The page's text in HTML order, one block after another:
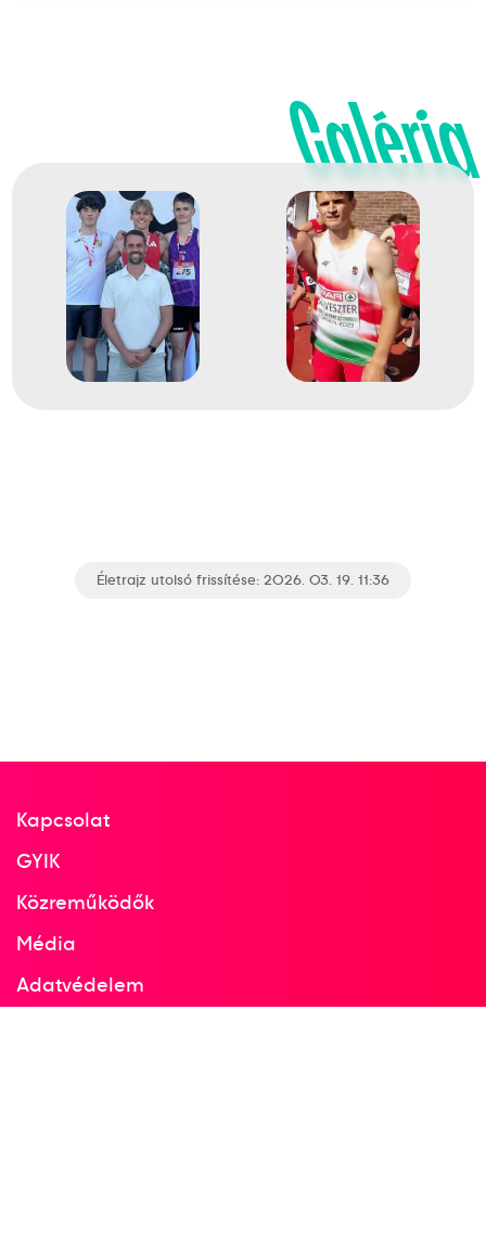
Galéria
Életrajz utolsó frissítése: 2026. 03. 19. 11:36
Kapcsolat
GYIK
Közreműködők
Média
Adatvédelem